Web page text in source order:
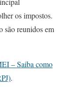
os impostos.
são reunidos em
– Saiba como
.